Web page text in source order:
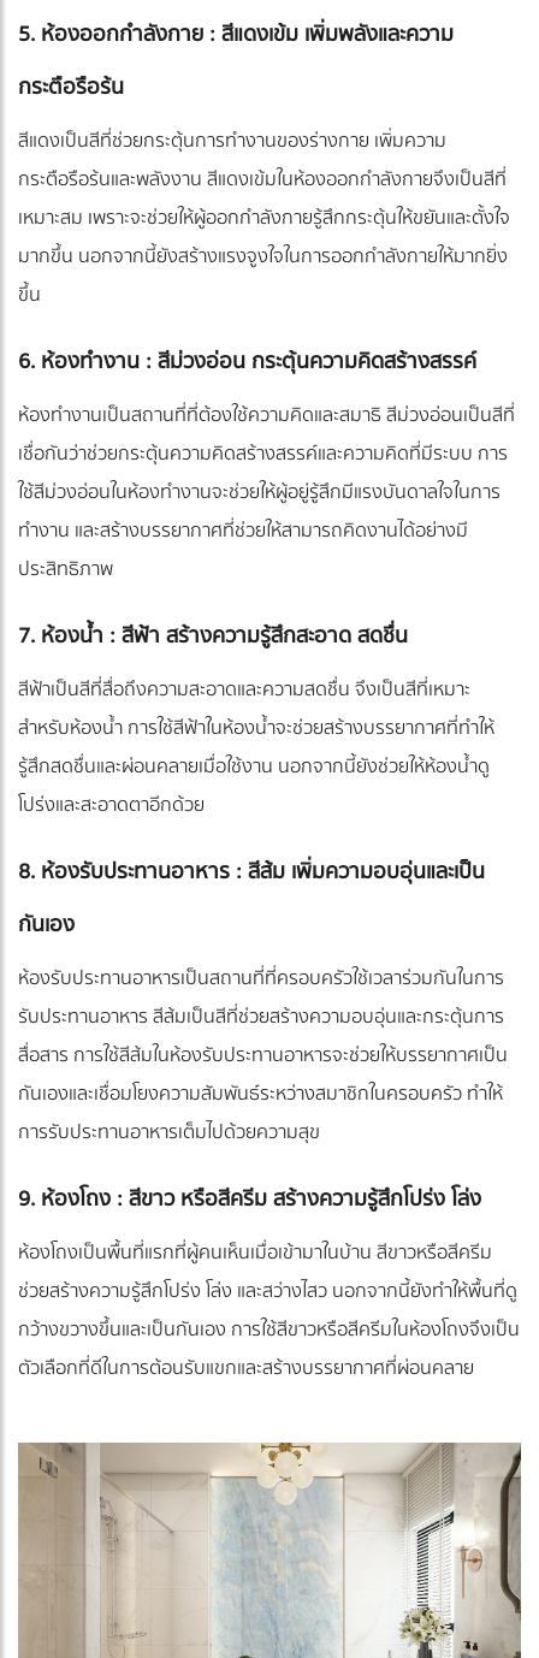
5. ห้องออกกำลังกาย : สีแดงเข้ม เพิ่มพลังและความ
กระตือรือร้น
สีแดงเป็นสีที่ช่วยกระตุ้นการทำงานของร่างกาย เพิ่มความ
กระตือรือร้นและพลังงาน สีแดงเข้มในห้องออกกำลังกายจึงเป็นสีที่
เหมาะสม เพราะจะช่วยให้ผู้ออกกำลังกายรู้สึกกระตุ้นให้ขยันและตั้งใจ
มากขึ้น นอกจากนี้ยังสร้างแรงจูงใจในการออกกำลังกายให้มากยิ่ง
ขึ้น
6. ห้องทำงาน : สีม่วงอ่อน กระตุ้นความคิดสร้างสรรค์
ห้องทำงานเป็นสถานที่ที่ต้องใช้ความคิดและสมาธิ สีม่วงอ่อนเป็นสีที่
เชื่อกันว่าช่วยกระตุ้นความคิดสร้างสรรค์และความคิดที่มีระบบ การ
ใช้สีม่วงอ่อนในห้องทำงานจะช่วยให้ผู้อยู่รู้สึกมีแรงบันดาลใจในการ
ทำงาน และสร้างบรรยากาศที่ช่วยให้สามารถคิดงานได้อย่างมี
ประสิทธิภาพ
7. ห้องน้ำ : สีฟ้า สร้างความรู้สึกสะอาด สดชื่น
สีฟ้าเป็นสีที่สื่อถึงความสะอาดและความสดชื่น จึงเป็นสีที่เหมาะ
สำหรับห้องน้ำ การใช้สีฟ้าในห้องน้ำจะช่วยสร้างบรรยากาศที่ทำให้
รู้สึกสดชื่นและผ่อนคลายเมื่อใช้งาน นอกจากนี้ยังช่วยให้ห้องน้ำดู
โปร่งและสะอาดตาอีกด้วย
8. ห้องรับประทานอาหาร : สีส้ม เพิ่มความอบอุ่นและเป็น
กันเอง
ห้องรับประทานอาหารเป็นสถานที่ที่ครอบครัวใช้เวลาร่วมกันในการ
รับประทานอาหาร สีส้มเป็นสีที่ช่วยสร้างความอบอุ่นและกระตุ้นการ
สื่อสาร การใช้สีส้มในห้องรับประทานอาหารจะช่วยให้บรรยากาศเป็น
กันเองและเชื่อมโยงความสัมพันธ์ระหว่างสมาชิกในครอบครัว ทำให้
การรับประทานอาหารเต็มไปด้วยความสุข
9. ห้องโถง : สีขาว หรือสีครีม สร้างความรู้สึกโปร่ง โล่ง
ห้องโถงเป็นพื้นที่แรกที่ผู้คนเห็นเมื่อเข้ามาในบ้าน สีขาวหรือสีครีม
ช่วยสร้างความรู้สึกโปร่ง โล่ง และสว่างไสว นอกจากนี้ยังทำให้พื้นที่ดู
กว้างขวางขึ้นและเป็นกันเอง การใช้สีขาวหรือสีครีมในห้องโถงจึงเป็น
ตัวเลือกที่ดีในการต้อนรับแขกและสร้างบรรยากาศที่ผ่อนคลาย